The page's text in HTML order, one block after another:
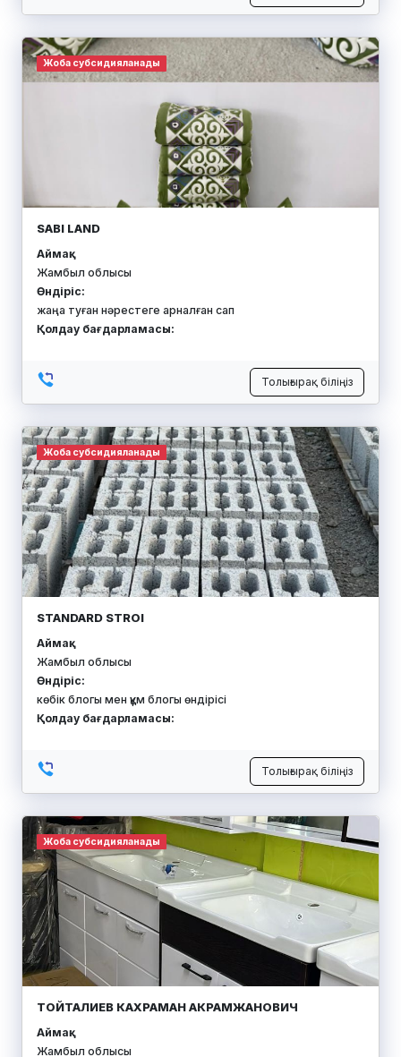
Жоба субсидияланады
SABI LAND
Аймақ:
Жамбыл облысы
Өндіріс:
жаңа туған нәрестеге арналған сап
Қолдау бағдарламасы:
Толығырақ біліңіз
Жоба субсидияланады
STANDARD STROI
Аймақ:
Жамбыл облысы
Өндіріс:
көбік блогы мен құм блогы өндірісі
Қолдау бағдарламасы:
Толығырақ біліңіз
Жоба субсидияланады
ТОЙТАЛИЕВ КАХРАМАН АКРАМЖАНОВИЧ
Аймақ:
Жамбыл облысы